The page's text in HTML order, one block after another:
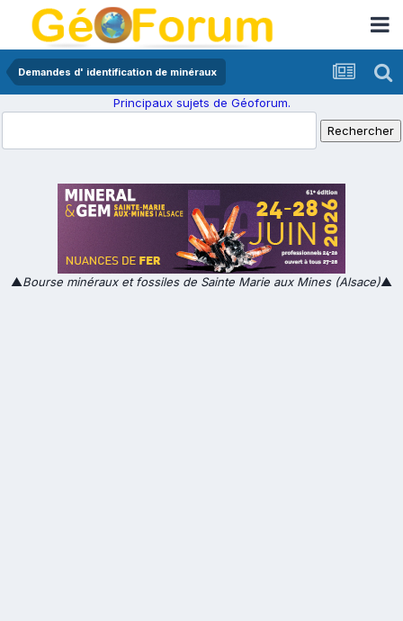
Demandes d' identification de minéraux
Principaux sujets de Géoforum.
▲Bourse minéraux et fossiles de Sainte Marie aux Mines (Alsace)▲